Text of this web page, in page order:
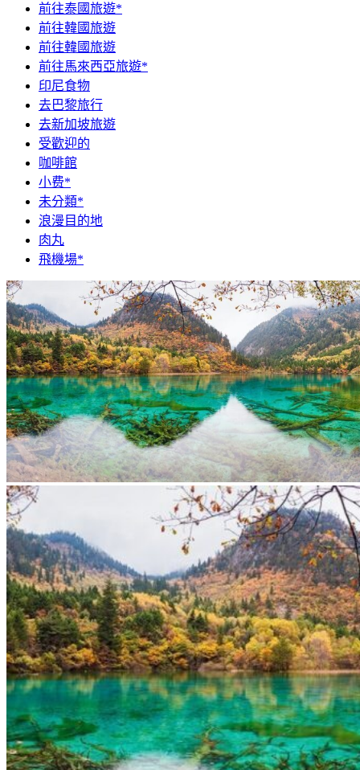
前往泰國旅遊*
前往韓國旅遊
前往韓國旅遊
前往馬來西亞旅遊*
印尼食物
去巴黎旅行
去新加坡旅遊
受歡迎的
咖啡館
小费*
未分類*
浪漫目的地
肉丸
飛機場*